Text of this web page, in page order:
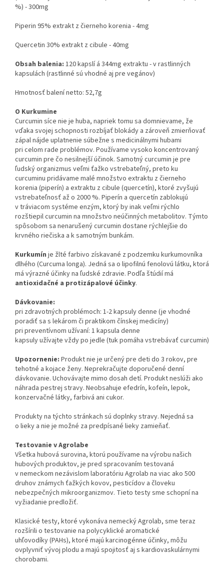
%) - 300mg
Piperin 95% extrakt z čierneho korenia - 4mg
Quercetin 30% extrakt z cibule - 40mg
Obsah balenia: 120 kapslí á 344mg extraktu - v rastlinných
kapsulách (rastlinné sú vhodné aj pre vegánov)
Hmotnosť balení netto: 52,7g
O Kurkumine
Curcumin síce nie je huba, napriek tomu sa domnievame, že
vďaka svojej schopnosti rozbíjať blokády a zároveň zmierňovať
zápal nájde uplatnenie súbežne s medicinálnymi hubami
pri celom rade problémov. Používame vysoko koncentrovaný
curcumin pre čo nesilnejší účinok. Samotný curcumin je pre
ľudský organizmus veľmi ťažko vstrebateľný, preto ku
curcuminu pridávame malé množstvo extraktu z čierneho
korenia (piperín) a extraktu z cibule (quercetín), ktoré zvyšujú
vstrebateľnosť až o 2000 %. Piperín a quercetín zablokujú
v tráviacom systéme enzým, ktorý by inak veľmi rýchlo
rozštiepil curcumin na množstvo neúčinných metabolitov. Týmto
spôsobom sa nenarušený curcumin dostane rýchlejšie do
krvného riečiska a k samotným bunkám.
Kurkumín je žlté farbivo získavané z podzemku kurkumovníka
dlhého (Curcuma longa). Jedná sa o lipofilnú fenolovú látku, ktorá
má výrazné účinky na ľudské zdravie. Podľa štúdií má
antioxidačné a protizápalové účinky.
Dávkovanie:
pri zdravotných problémoch: 1-2 kapsuly denne (je vhodné
poradiť sa s lekárom či praktikom čínskej medicíny)
pri preventívnom užívaní: 1 kapsula denne
kapsuly užívajte vždy po jedle (tuk pomáha vstrebávať curcumin)
Upozornenie: Produkt nie je určený pre deti do 3 rokov, pre
tehotné a kojace ženy. Neprekračujte doporučené denní
dávkovanie. Uchovávajte mimo dosah detí. Produkt neslúži ako
náhrada pestrej stravy. Neobsahuje efedrín, kofeín, lepok,
konzervačné látky, farbivá ani cukor.
Produkty na týchto stránkach sú doplnky stravy. Nejedná sa
o lieky a nie je možné za predpísané lieky zamieňať.
Testovanie v Agrolabe
Všetka hubová surovina, ktorú používame na výrobu našich
hubových produktov, je pred spracovaním testovaná
v nemeckom nezávislom laboratóriu Agrolab na viac ako 500
druhov známych ťažkých kovov, pesticídov a človeku
nebezpečných mikroorganizmov. Tieto testy sme schopní na
vyžiadanie predložiť.
Klasické testy, ktoré vykonáva nemecký Agrolab, sme teraz
rozšírili o testovanie na polycyklické aromatické
uhľovodíky (PAHs), ktoré majú karcinogénne účinky, môžu
ovplyvniť vývoj plodu a majú spojitosť aj s kardiovaskulárnymi
chorobami.